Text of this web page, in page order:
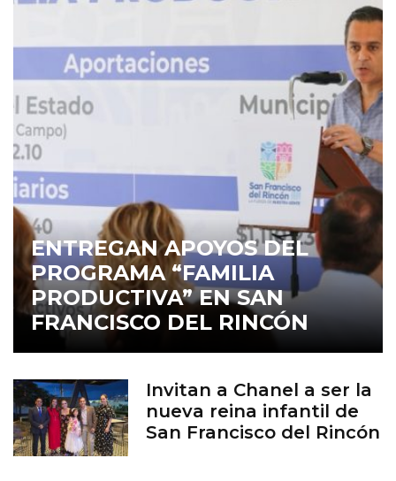
ENTREGAN APOYOS DEL
PROGRAMA “FAMILIA
PRODUCTIVA” EN SAN
FRANCISCO DEL RINCÓN
Invitan a Chanel a ser la
nueva reina infantil de
San Francisco del Rincón